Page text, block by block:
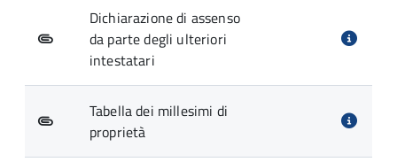
Dichiarazione di assenso
da parte degli ulteriori
intestatari
Tabella dei millesimi di
proprietà